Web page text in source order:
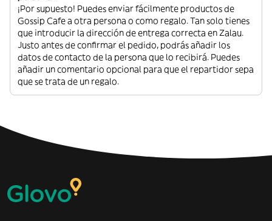
¡Por supuesto! Puedes enviar fácilmente productos de
Gossip Cafe a otra persona o como regalo. Tan solo tienes
que introducir la dirección de entrega correcta en Zalau.
Justo antes de confirmar el pedido, podrás añadir los
datos de contacto de la persona que lo recibirá. Puedes
añadir un comentario opcional para que el repartidor sepa
que se trata de un regalo.